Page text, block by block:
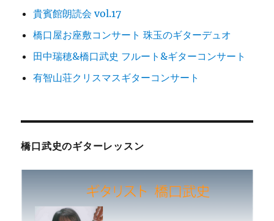
貴賓館朗読会 vol.17
橋口屋お座敷コンサート 珠玉のギターデュオ
田中瑞穂&橋口武史 フルート&ギターコンサート
有智山荘クリスマスギターコンサート
橋口武史のギターレッスン